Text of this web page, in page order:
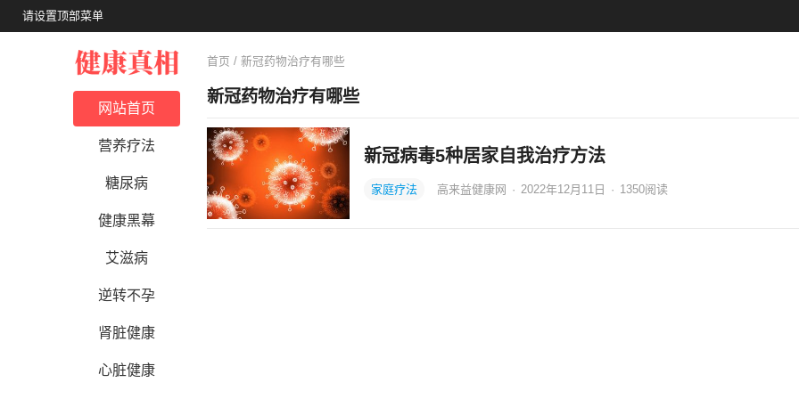
请设置顶部菜单
网站首页
营养疗法
糖尿病
健康黑幕
艾滋病
逆转不孕
肾脏健康
心脏健康
首页 / 新冠药物治疗有哪些
新冠药物治疗有哪些
新冠病毒5种居家自我治疗方法
家庭疗法 高来益健康网 · 2022年12月11日 · 1350阅读